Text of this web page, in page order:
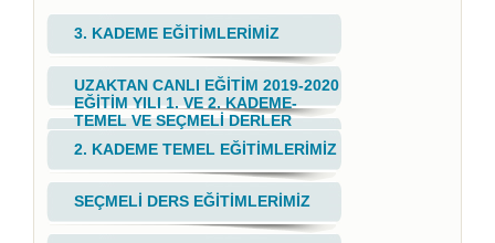
3. KADEME EĞİTİMLERİMİZ
UZAKTAN CANLI EĞİTİM 2019-2020
EĞİTİM YILI 1. VE 2. KADEME-
TEMEL VE SEÇMELİ DERLER
2. KADEME TEMEL EĞİTİMLERİMİZ
SEÇMELİ DERS EĞİTİMLERİMİZ